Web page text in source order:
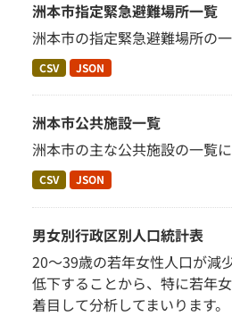
洲本市指定緊急避難場所一覧
洲本市の指定緊急避難場所の一
CSV JSON
洲本市公共施設一覧
洲本市の主な公共施設の一覧に
CSV JSON
男女別行政区別人口統計表
20～39歳の若年女性人口が減
低下することから、特に若年
着目して分析してまいります。